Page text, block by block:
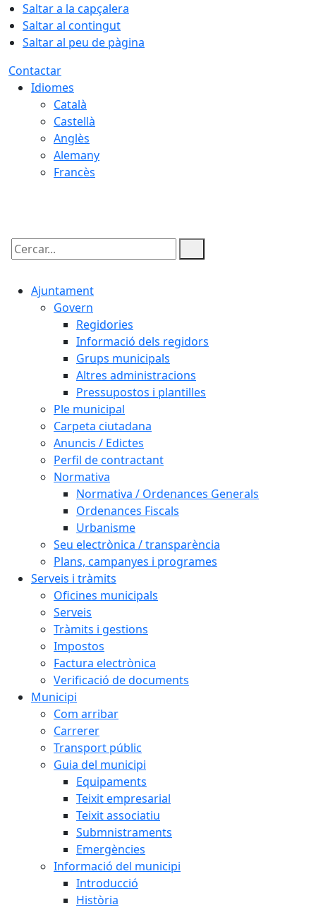
Saltar a la capçalera
Saltar al contingut
Saltar al peu de pàgina
Contactar
Idiomes
Català
Castellà
Anglès
Alemany
Francès
Cercar:
Ajuntament
Govern
Regidories
Informació dels regidors
Grups municipals
Altres administracions
Pressupostos i plantilles
Ple municipal
Carpeta ciutadana
Anuncis / Edictes
Perfil de contractant
Normativa
Normativa / Ordenances Generals
Ordenances Fiscals
Urbanisme
Seu electrònica / transparència
Plans, campanyes i programes
Serveis i tràmits
Oficines municipals
Serveis
Tràmits i gestions
Impostos
Factura electrònica
Verificació de documents
Municipi
Com arribar
Carrerer
Transport públic
Guia del municipi
Equipaments
Teixit empresarial
Teixit associatiu
Submnistraments
Emergències
Informació del municipi
Introducció
Història